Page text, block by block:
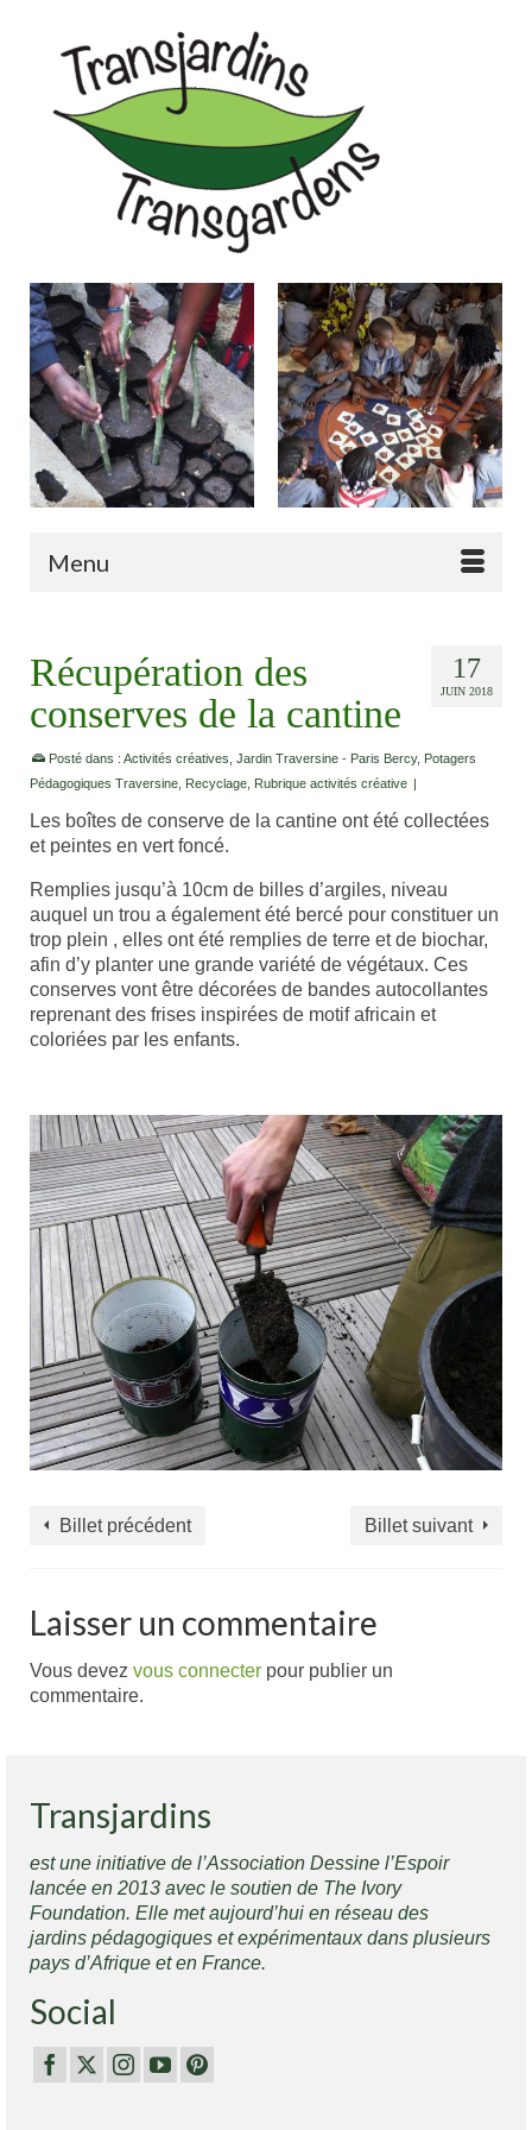
Menu
17
JUIN 2018
Récupération des
conserves de la cantine
Posté dans : Activités créatives Jardin Traversine - Paris Bercy, Potagers
Pédagogiques Traversine Recyclage Rubrique activités créative |
Les boîtes de conserve de la cantine ont été collectées
et peintes en vert foncé.
Remplies jusqu’à 10cm de billes d’argiles, niveau
auquel un trou a également été bercé pour constituer un
trop plein , elles ont été remplies de terre et de biochar,
afin d’y planter une grande variété de végétaux. Ces
conserves vont être décorées de bandes autocollantes
reprenant des frises inspirées de motif africain et
coloriées par les enfants.
Billet précédent Billet suivant
Laisser un commentaire
Vous devez vous connecter pour publier un
commentaire.
Transjardins
est une initiative de l’Association Dessine l’Espoir
lancée en 2013 avec le soutien de The Ivory
Foundation. Elle met aujourd’hui en réseau des
jardins pédagogiques et expérimentaux dans plusieurs
pays d’Afrique et en France.
Social